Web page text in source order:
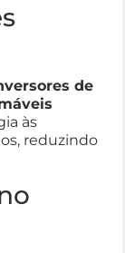
de
às
reduzindo